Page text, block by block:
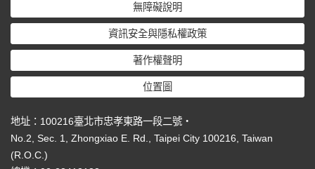
無障礙說明
資訊安全與隱私權政策
著作權聲明
位置圖
地址：100216臺北市忠孝東路一段二號‧
No.2, Sec. 1, Zhongxiao E. Rd., Taipei City 100216, Taiwan
(R.O.C.)